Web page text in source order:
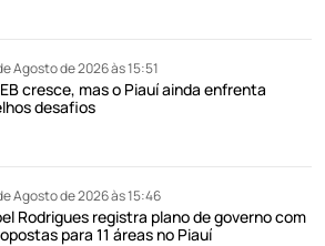
Agosto de 2026 às 15:51
cresce, mas o Piauí ainda enfrenta
desafios
Agosto de 2026 às 15:46
Rodrigues registra plano de governo com
para 11 áreas no Piauí